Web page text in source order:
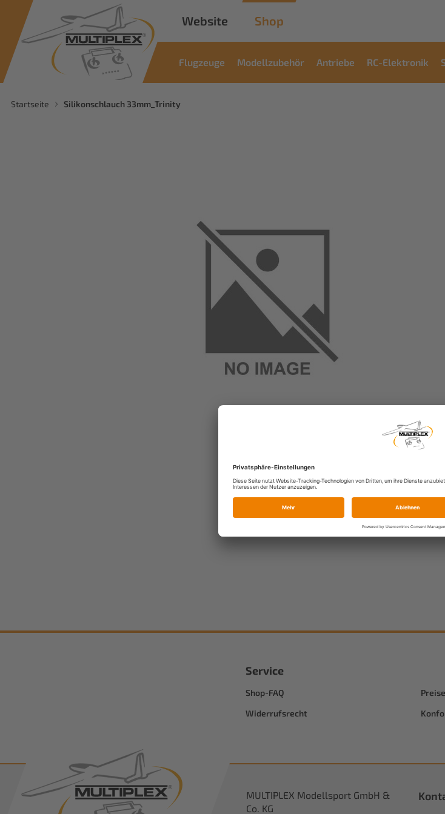
Website Shop
Flugzeuge Modellzubehör Antriebe RC-Elektronik
Startseite Silikonschlauch 33mm_Trinity
Service
Shop-FAQ
Widerrufsrecht
MULTIPLEX Modellsport GmbH &
Co. KG